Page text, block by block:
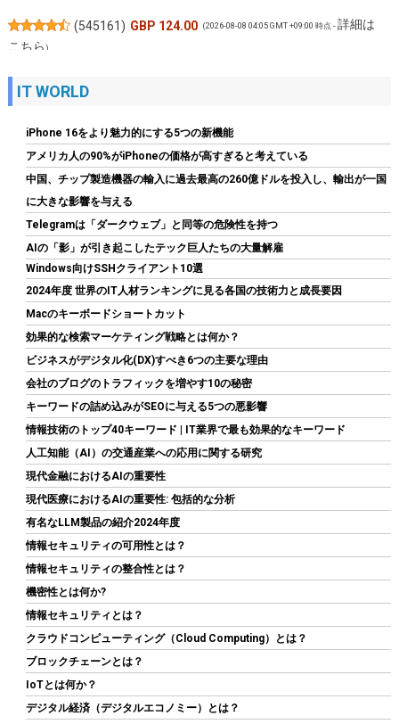
(545161 ) GBP 124.00 (2026-08-08 04:05 GMT +09:00 時点 -詳細は
こちら)
Biwin NV7400 1TB SSD NVMe2.0 M.2 Type 2280 PCIe Gen4×4 最
大読込：7450MB/s (R:7450MB/s、W:6500MB/s) 内蔵SSD 高耐
久 PS5/PS5 Pro動作確認済み メーカー5年保証
(546825) GBP 134.48
詳細は
こちら)
ARCTIC MX-4（スパチュラ付属・4g）– CPU/GPU 用 高性能サー
マルグリス、非常に高い熱伝導率、長期耐久、安全で簡単な塗布
(54570107) GBP 6.53
こちら)
IT WORLD
iPhone 16をより魅力的にする5つの新機能
アメリカ人の90%がiPhoneの価格が高すぎると考えている
中国、チップ製造機器の輸入に過去最高の260億ドルを投入し、輸出が一国
に大きな影響を与える
Telegramは「ダークウェブ」と同等の危険性を持つ
AIの「影」が引き起こしたテック巨人たちの大量解雇
Windows向けSSHクライアント10選
2024年度 世界のIT人材ランキングに見る各国の技術力と成長要因
Macのキーボードショートカット
効果的な検索マーケティング戦略とは何か？
ビジネスがデジタル化(DX)すべき6つの主要な理由
会社のブログのトラフィックを増やす10の秘密
キーワードの詰め込みがSEOに与える5つの悪影響
情報技術のトップ40キーワード | IT業界で最も効果的なキーワード
人工知能（AI）の交通産業への応用に関する研究
現代金融におけるAIの重要性
現代医療におけるAIの重要性: 包括的な分析
有名なLLM製品の紹介2024年度
情報セキュリティの可用性とは？
情報セキュリティの整合性とは？
機密性とは何か?
情報セキュリティとは？
クラウドコンピューティング（Cloud Computing）とは？
ブロックチェーンとは？
IoTとは何か？
デジタル経済（デジタルエコノミー）とは？